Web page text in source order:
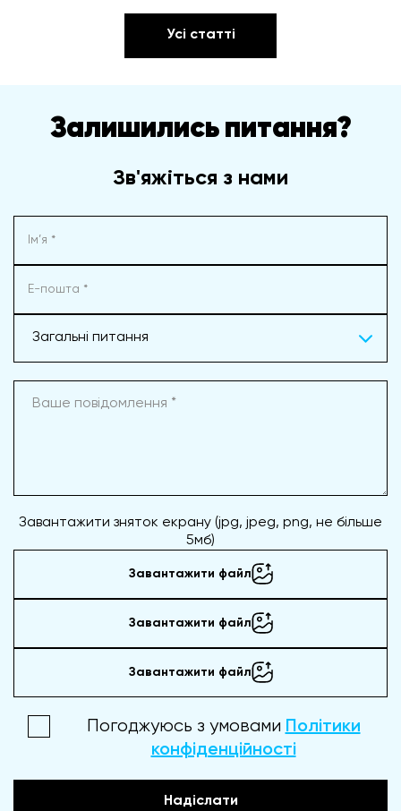
Усі статті
Залишились питання?
Зв'яжіться з нами
Загальні питання
Завантажити зняток екрану (jpg, jpeg, png, не більше
5мб)
Завантажити файл
Завантажити файл
Завантажити файл
Погоджуюсь з умовами Політики
конфіденційності
Надіслати